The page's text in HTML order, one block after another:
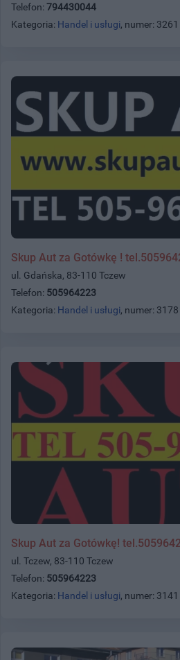
Telefon: 794430044
Kategoria: Handel i usługi, numer: 3261
Skup Aut za Gotówkę !
ul. Gdańska, 83-110 Tczew
Telefon: 505964223
Kategoria: Handel i usługi, numer: 3178
Skup Aut za Gotówkę!
ul. Tczew, 83-110 Tczew
Telefon: 505964223
Kategoria: Handel i usługi, numer: 3141